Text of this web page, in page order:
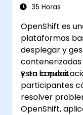
35 Horas
OpenShift es
plataformas
desplegar y
y en la nube.
Esta
participantes
resolver
OpenShift,